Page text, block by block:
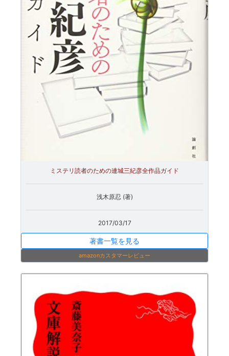
ミステリ読者のための連城三紀彦全作品ガイド
浅木原忍 (著)
2017/03/17
著書一覧を見る
amazonカスタマーレビュー